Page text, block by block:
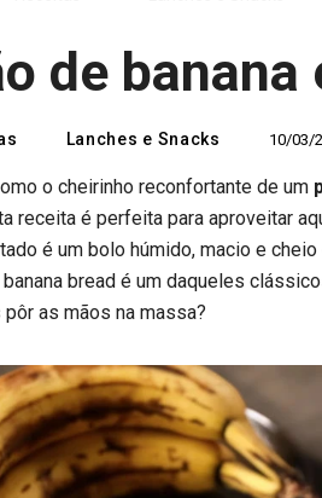
de banana
Lanches e Snacks 10/03/
o cheirinho reconfortante de um
receita é perfeita para aproveitar
é um bolo húmido, macio e
bread é um daqueles
pôr as mãos na massa?